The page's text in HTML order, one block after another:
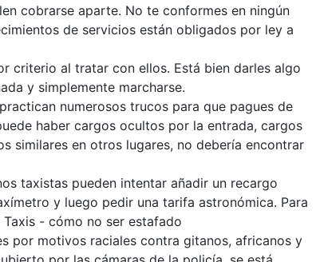
cobrarse aparte. No te conformes en ningún
de servicios están obligados por ley a
criterio al tratar con ellos. Está bien darles algo
y simplemente marcharse.
numerosos trucos para que pagues de
haber cargos ocultos por la entrada, cargos
similares en otros lugares, no debería encontrar
taxistas pueden intentar añadir un recargo
y luego pedir una tarifa astronómica. Para
- cómo no ser estafado
por motivos raciales contra gitanos, africanos y